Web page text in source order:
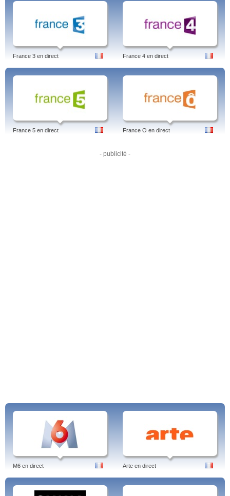
France 3 en direct France 4 en direct
France 5 en direct France O en direct
- publicité -
M6 en direct Arte en direct